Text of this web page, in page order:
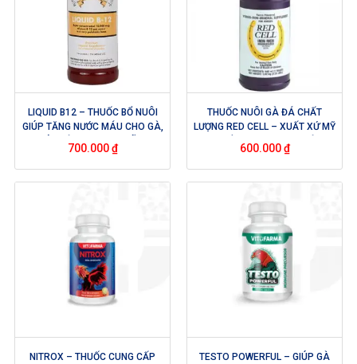
LIQUID B12 – THUỐC BỔ NUÔI
GIÚP TĂNG NƯỚC MÁU CHO GÀ,
ROOSTER BOOSTER USA
700.000₫
THUỐC NUÔI GÀ ĐÁ CHẤT
LƯỢNG RED CELL – XUẤT XỨ MỸ
KHOÁNG CHẤT, TĂNG CƯỜNG
SỨC ĐỀ KHÁNG KHI GÀ BỊ CĂNG
THẲNG
600.000₫
NITROX – THUỐC CUNG CẤP
TESTO POWERFUL – GIÚP GÀ